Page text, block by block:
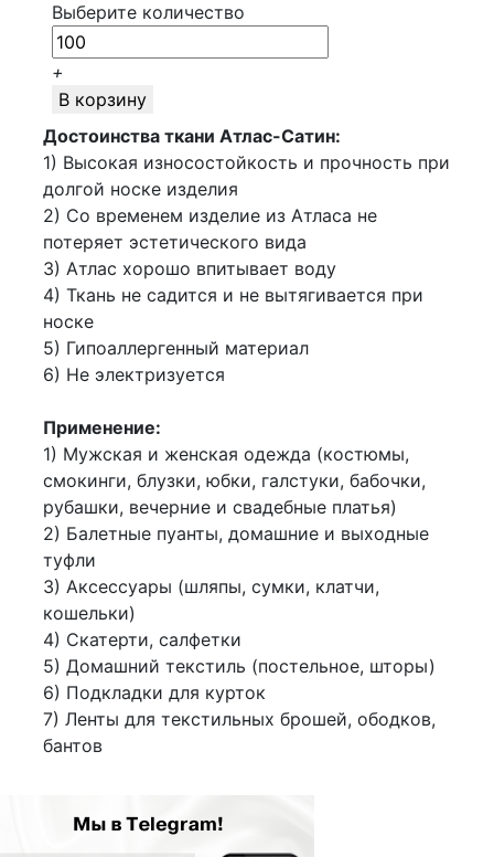
Выберите количество
+
В корзину
Достоинства ткани Атлас-Сатин:
1) Высокая износостойкость и прочность при
долгой носке изделия
2) Со временем изделие из Атласа не
потеряет эстетического вида
3) Атлас хорошо впитывает воду
4) Ткань не садится и не вытягивается при
носке
5) Гипоаллергенный материал
6) Не электризуется
Применение:
1) Мужская и женская одежда (костюмы,
смокинги, блузки, юбки, галстуки, бабочки,
рубашки, вечерние и свадебные платья)
2) Балетные пуанты, домашние и выходные
туфли
3) Аксессуары (шляпы, сумки, клатчи,
кошельки)
4) Скатерти, салфетки
5) Домашний текстиль (постельное, шторы)
6) Подкладки для курток
7) Ленты для текстильных брошей, ободков,
бантов